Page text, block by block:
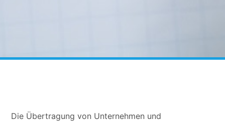
Die Übertragung von Unternehmen und